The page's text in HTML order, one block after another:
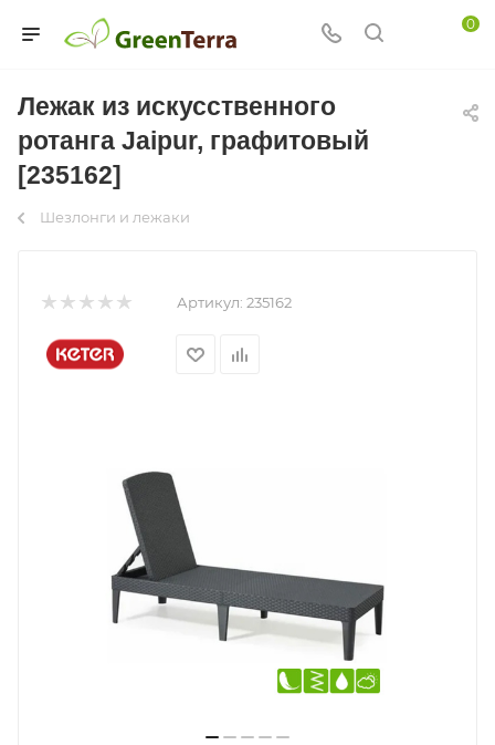
0
Лежак из искусственного
ротанга Jaipur, графитовый
[235162]
Шезлонги и лежаки
Артикул: 235162